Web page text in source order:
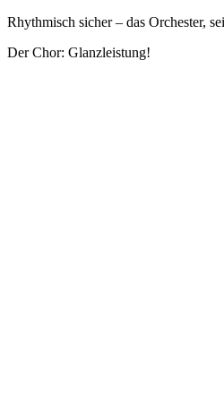
Rhythmisch sicher – das Orchester,
Der Chor: Glanzleistung!